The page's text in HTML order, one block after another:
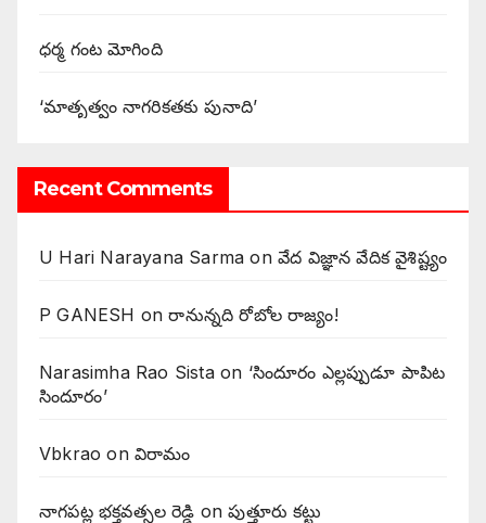
ధర్మ గంట మోగింది
‘మాతృత్వం నాగరికతకు పునాది’
Recent Comments
U Hari Narayana Sarma onవేద విజ్ఞాన వేదిక వైశిష్ట్యం
P GANESH on‌రానున్నది రోబోల రాజ్యం!
Narasimha Rao Sistaon ‘సిందూరం ఎల్లప్పుడూ పాపిట
సిందూరం’
Vbkrao onవిరామం
నాగపట్ల భక్తవత్సల రెడ్డి onపుత్తూరు కట్టు